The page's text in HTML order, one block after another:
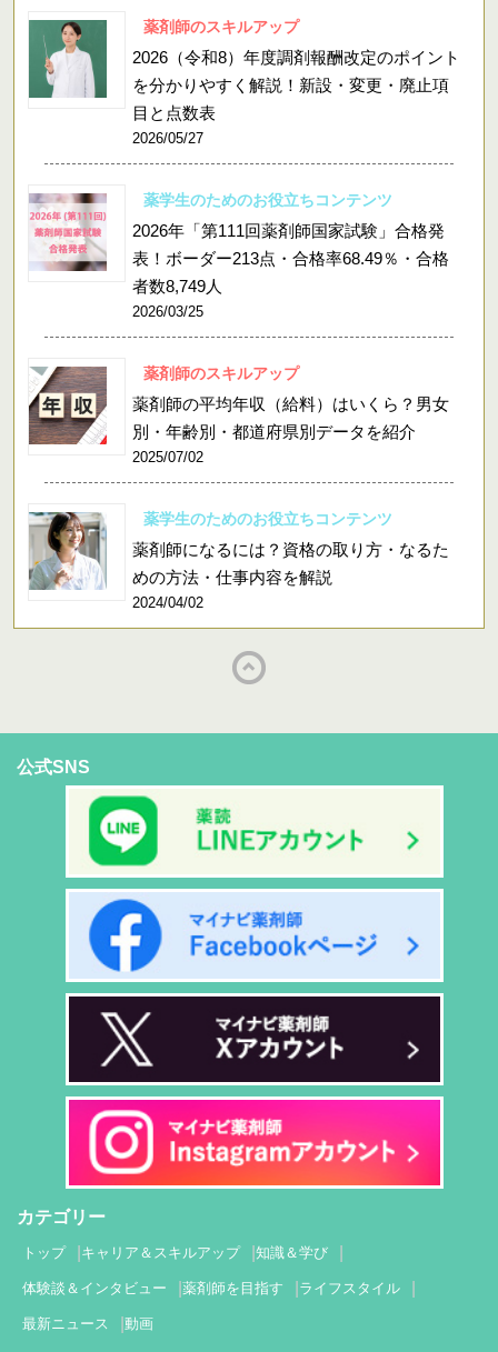
薬剤師のスキルアップ
2026（令和8）年度調剤報酬改定のポイント
を分かりやすく解説！新設・変更・廃止項
目と点数表
2026/05/27
薬学生のためのお役立ちコンテンツ
2026年「第111回薬剤師国家試験」合格発
表！ボーダー213点・合格率68.49％・合格
者数8,749人
2026/03/25
薬剤師のスキルアップ
薬剤師の平均年収（給料）はいくら？男女
別・年齢別・都道府県別データを紹介
2025/07/02
薬学生のためのお役立ちコンテンツ
薬剤師になるには？資格の取り方・なるた
めの方法・仕事内容を解説
2024/04/02
公式SNS
カテゴリー
トップ キャリア＆スキルアップ 知識＆学び
体験談＆インタビュー 薬剤師を目指す ライフスタイル
最新ニュース 動画